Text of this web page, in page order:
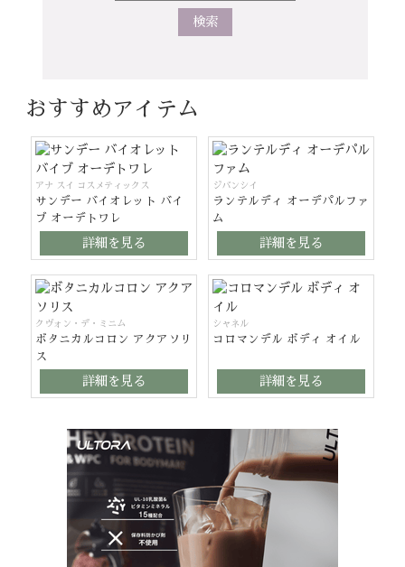
おすすめアイテム
アナ スイ コスメティックス
サンデー バイオレット バイ
ブ オーデトワレ
詳細を見る
ジバンシイ
ランテルディ オーデパルファ
ム
詳細を見る
クヴォン・デ・ミニム
ボタニカルコロン アクアソリ
ス
詳細を見る
シャネル
コロマンデル ボディ オイル
詳細を見る